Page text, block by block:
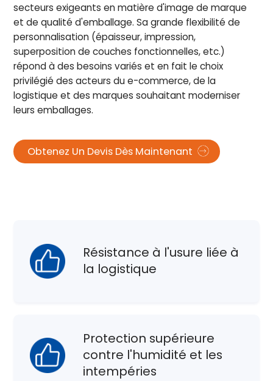
secteurs exigeants en matière d'image de marque
et de qualité d'emballage. Sa grande flexibilité de
personnalisation (épaisseur, impression,
superposition de couches fonctionnelles, etc.)
répond à des besoins variés et en fait le choix
privilégié des acteurs du e-commerce, de la
logistique et des marques souhaitant moderniser
leurs emballages.
Obtenez Un Devis Dès Maintenant
Résistance à l'usure liée à
la logistique
Protection supérieure
contre l'humidité et les
intempéries